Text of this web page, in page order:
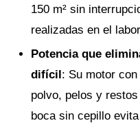
150 m² sin
realizadas en el
Potencia que
difícil: Su motor
polvo, pelos y
boca sin cepillo